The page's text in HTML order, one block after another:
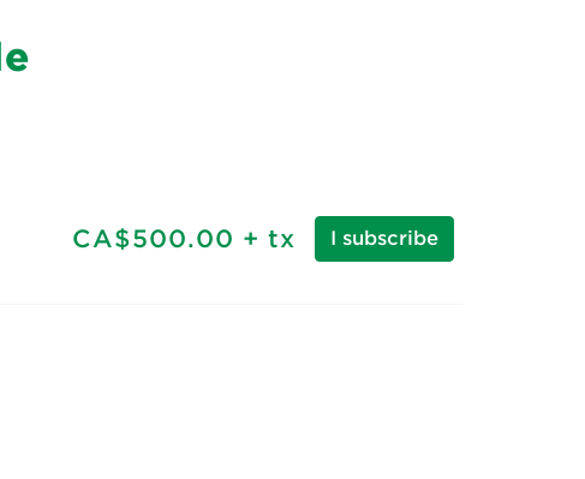
CA$500.00 + tx I subscribe